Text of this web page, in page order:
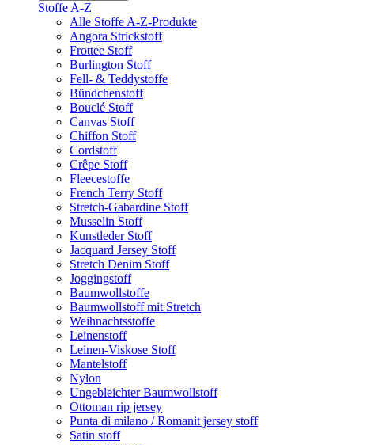
Stoffe A-Z
Alle Stoffe A-Z-Produkte
Angora Strickstoff
Frottee Stoff
Burlington Stoff
Fell- & Teddystoffe
Bündchenstoff
Bouclé Stoff
Canvas Stoff
Chiffon Stoff
Cordstoff
Crêpe Stoff
Fleecestoffe
French Terry Stoff
Stretch-Gabardine Stoff
Musselin Stoff
Kunstleder Stoff
Jacquard Jersey Stoff
Stretch Denim Stoff
Joggingstoff
Baumwollstoffe
Baumwollstoff mit Stretch
Weihnachtsstoffe
Leinenstoff
Leinen-Viskose Stoff
Mantelstoff
Nylon
Ungebleichter Baumwollstoff
Ottoman rip jersey
Punta di milano / Romanit jersey stoff
Satin stoff